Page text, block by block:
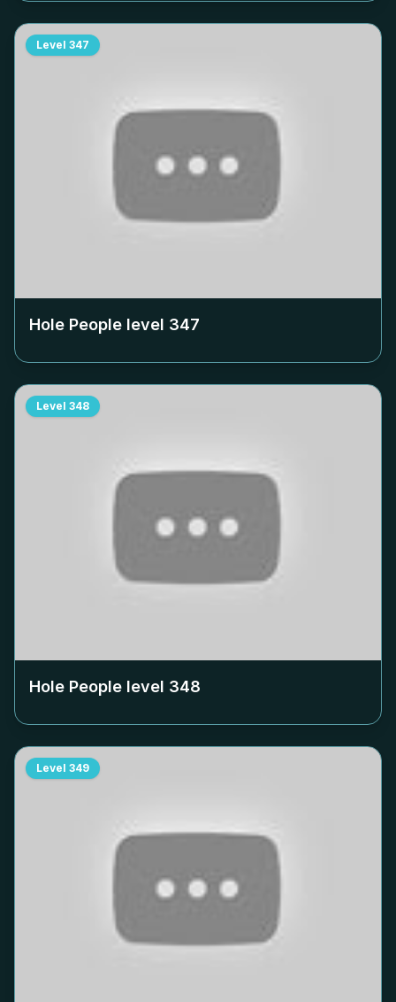
Level 347
Hole People level 347
Level 348
Hole People level 348
Level 349